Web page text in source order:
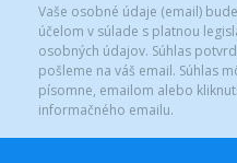
Vaše osobné údaje (email)
účelom v súlade s platnou
osobných údajov. Súhlas
pošleme na váš email. Súhlas
písomne, emailom alebo
informačného emailu.